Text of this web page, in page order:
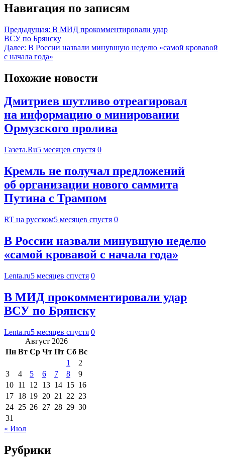
Навигация по записям
Предыдущая: В МИД прокомментировали удар
ВСУ по Брянску
Далее: В России назвали минувшую неделю «самой кровавой
с начала года»
Похожие новости
Дмитриев шутливо отреагировал
на информацию о минировании
Ормузского пролива
Газета.Ru5 месяцев спустя 0
Кремль не получал предложений
об организации нового саммита
Путина с Трампом
RT на русском5 месяцев спустя 0
В России назвали минувшую неделю
«самой кровавой с начала года»
Lenta.ru5 месяцев спустя 0
В МИД прокомментировали удар
ВСУ по Брянску
Lenta.ru5 месяцев спустя 0
Август 2026
Пн Вт Ср Чт Пт Сб Вс
1
2
3
4 5 6 7 8
9
10 11 12 13 14 15 16
17 18 19 20 21 22 23
24 25 26 27 28 29 30
31
« Июл
Рубрики